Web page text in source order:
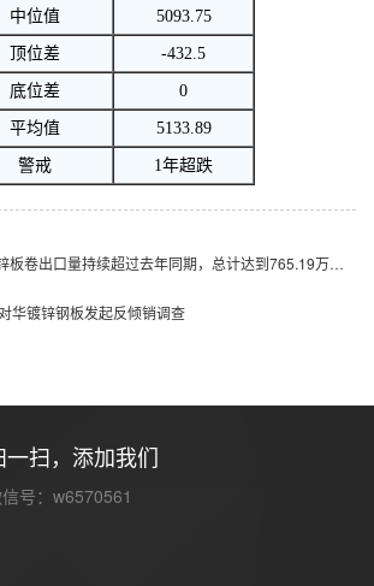
中位值 5093.75
顶位差 -432.5
底位差 0
平均值 5133.89
警戒 1年超跌
2024年1-5月，我国镀锌板卷出口量持续超过去年同期，总计达到765.19万吨，同比增长18.55%。
华镀锌钢板发起反倾销调查
一扫，添加我们
号：w6570561